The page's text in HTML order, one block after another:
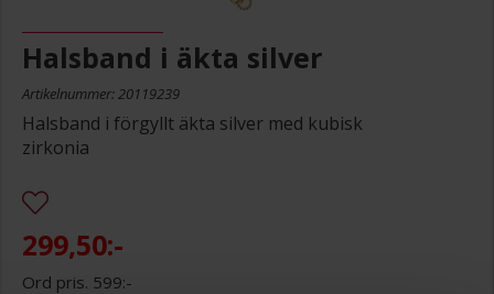
Halsband i äkta silver
Artikelnummer: 20119239
Halsband i förgyllt äkta silver med kubisk
zirkonia
299,50:-
599:-